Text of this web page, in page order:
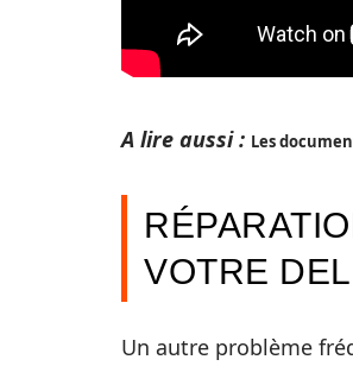
A lire aussi : Les
VOTRE
Un autre problème